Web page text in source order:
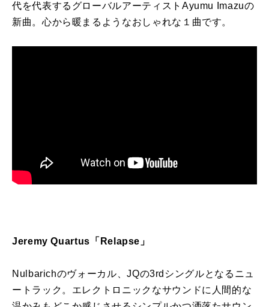
代を代表するグローバルアーティスト Ayumu Imazuの
新曲。心から暖まるようなおしゃれな１曲です。
Jeremy Quartus 「 Relapse 」
Nulbarichのヴォーカル、JQの3rd シングルとなるニュ
ートラック。エレクトロニックなサウンドに人間的な